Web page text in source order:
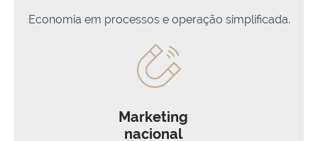
Economia em processos e operação simplificada.
Marketing
nacional